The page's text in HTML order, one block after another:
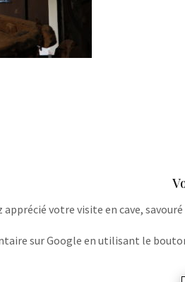
apprécié votre visite en cave,
sur Google en utilisant le